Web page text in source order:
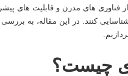
های مدرن و قابلیت‌ های
کنند. در این مقاله، به بررسی
چیست؟